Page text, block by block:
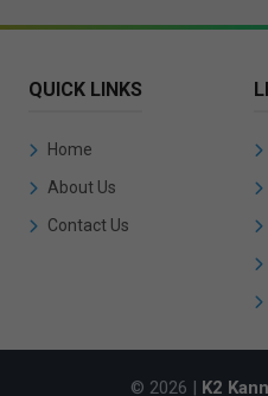
QUICK LINKS
Home
About Us
Contact Us
© 2026 | K2